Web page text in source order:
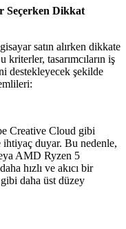
Seçerken Dikkat
satın alırken dikkate
kriterler, tasarımcıların iş
destekleyecek şekilde
Creative Cloud gibi
duyar. Bu nedenle,
AMD Ryzen 5
hızlı ve akıcı bir
daha üst düzey